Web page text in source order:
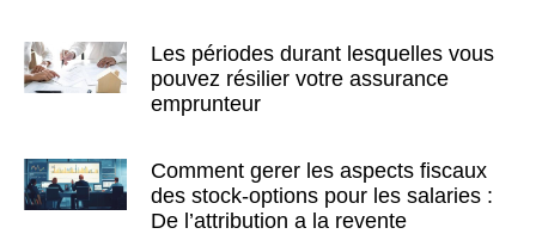
Les périodes durant lesquelles vous
pouvez résilier votre assurance
emprunteur
Comment gerer les aspects fiscaux
des stock-options pour les salaries :
De l’attribution a la revente